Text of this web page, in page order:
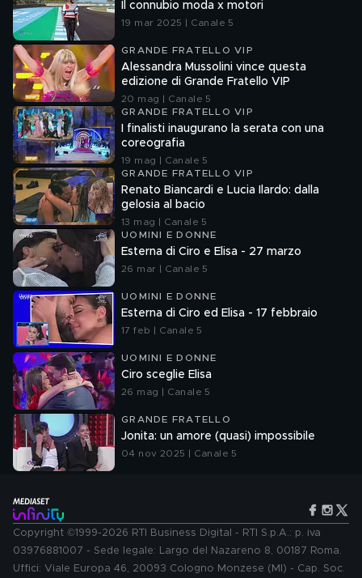
Il connubio moda x motori
19 mar 2025 | Canale 5
GRANDE FRATELLO VIP
Alessandra Mussolini vince questa
edizione di Grande Fratello VIP
20 mag | Canale 5
GRANDE FRATELLO VIP
I finalisti inaugurano la serata con una
coreografia
19 mag | Canale 5
GRANDE FRATELLO VIP
Renato Biancardi e Lucia Ilardo: dalla
gelosia al bacio
13 mag | Canale 5
UOMINI E DONNE
Esterna di Ciro e Elisa - 27 marzo
26 mar | Canale 5
UOMINI E DONNE
Esterna di Ciro ed Elisa - 17 febbraio
17 feb | Canale 5
UOMINI E DONNE
Ciro sceglie Elisa
26 mag | Canale 5
GRANDE FRATELLO
Jonita: un amore (quasi) impossibile
04 nov 2025 | Canale 5
Copyright ©1999-2026 RTI Business Digital - RTI S.p.A.: p. iva
03976881007 - Sede legale: Largo del Nazareno 8, 00187 Roma.
Uffici: Viale Europa 46, 20093 Cologno Monzese (MI) - Cap. Soc.